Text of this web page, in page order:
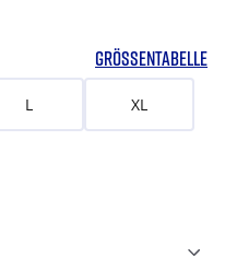
GRÖSSENTABELLE
L XL